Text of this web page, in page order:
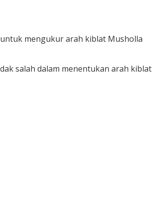
untuk mengukur arah kiblat Musholla
salah dalam menentukan arah kiblat